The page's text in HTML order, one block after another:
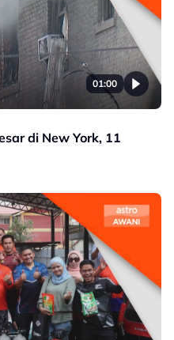
01:00
di New York, 11